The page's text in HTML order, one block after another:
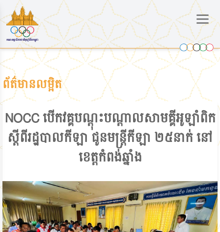
ព័ត៌មានលម្អិត
NOCC បើកវគ្គបណ្ដុះបណ្ដាលសាមគ្គីអូឡាំពិក
ស្ដីពីរដ្ឋបាលកីឡា ជូនមន្ត្រីកីឡា ២៥នាក់ នៅ
ខេត្តកំពង់ឆ្នាំង